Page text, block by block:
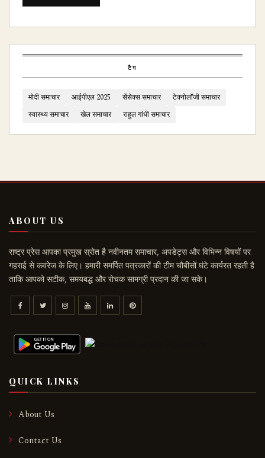
टैग
मोदी समाचार आईपीएल 2025 सेंसेक्स समाचार
टेक्नोलॉजी समाचार
स्वास्थ्य समाचार
खेल समाचार राहुल गांधी समाचार
ABOUT US
राष्ट्र प्रेस आपका प्रमुख स्रोत है नवीनतम समाचार, अपडेट्स और विभिन्न विषयों पर
गहराई से कवरेज के लिए। हमारी समर्पित पत्रकारों की टीम चौबीसों घंटे कार्यरत रहती है
ताकि आपको सटीक, समयबद्ध और रोचक सामग्री प्रदान की जा सके।
QUICK LINKS
About Us
Contact Us